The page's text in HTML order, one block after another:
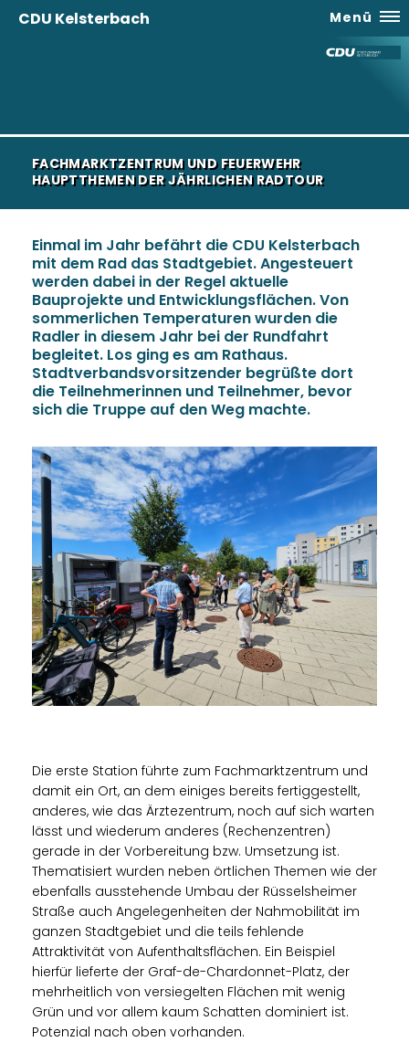
CDU Kelsterbach Menü
FACHMARKTZENTRUM UND FEUERWEHR
HAUPTTHEMEN DER JÄHRLICHEN RADTOUR
Einmal im Jahr befährt die CDU Kelsterbach
mit dem Rad das Stadtgebiet. Angesteuert
werden dabei in der Regel aktuelle
Bauprojekte und Entwicklungsflächen. Von
sommerlichen Temperaturen wurden die
Radler in diesem Jahr bei der Rundfahrt
begleitet. Los ging es am Rathaus.
Stadtverbandsvorsitzender begrüßte dort
die Teilnehmerinnen und Teilnehmer, bevor
sich die Truppe auf den Weg machte.
Die erste Station führte zum Fachmarktzentrum und
damit ein Ort, an dem einiges bereits fertiggestellt,
anderes, wie das Ärztezentrum, noch auf sich warten
lässt und wiederum anderes (Rechenzentren)
gerade in der Vorbereitung bzw. Umsetzung ist.
Thematisiert wurden neben örtlichen Themen wie der
ebenfalls ausstehende Umbau der Rüsselsheimer
Straße auch Angelegenheiten der Nahmobilität im
ganzen Stadtgebiet und die teils fehlende
Attraktivität von Aufenthaltsflächen. Ein Beispiel
hierfür lieferte der Graf-de-Chardonnet-Platz, der
mehrheitlich von versiegelten Flächen mit wenig
Grün und vor allem kaum Schatten dominiert ist.
Potenzial nach oben vorhanden.